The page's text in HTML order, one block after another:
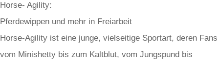
Horse- Agility:
Pferdewippen und mehr in Freiarbeit
Horse-Agility ist eine junge, vielseitige Sportart, deren Fans
vom Minishetty bis zum Kaltblut, vom Jungspund bis